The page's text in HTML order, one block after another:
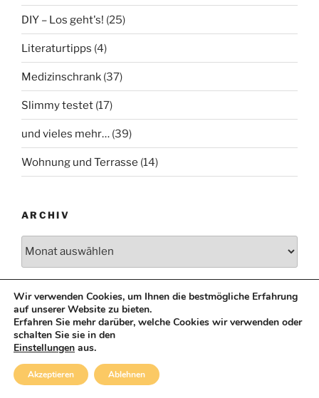
DIY – Los geht's! (25)
Literaturtipps (4)
Medizinschrank (37)
Slimmy testet (17)
und vieles mehr… (39)
Wohnung und Terrasse (14)
ARCHIV
Wir verwenden Cookies, um Ihnen die bestmögliche Erfahrung
auf unserer Website zu bieten.
Erfahren Sie mehr darüber, welche Cookies wir verwenden oder
schalten Sie sie in den
Einstellungen aus.
Akzeptieren Ablehnen